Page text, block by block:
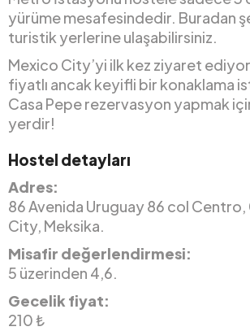
yürüme mesafesindedir. Buradan
turistik yerlerine ulaşabilirsiniz.
Mexico City’yi ilk kez ziyaret
fiyatlı ancak keyifli bir konaklama
Casa Pepe rezervasyon yapmak
yerdir!
Hostel detayları
Adres:
86 Avenida Uruguay 86 col
City, Meksika.
Misafir değerlendirmesi:
5 üzerinden 4,6.
Gecelik fiyat:
210 ₺